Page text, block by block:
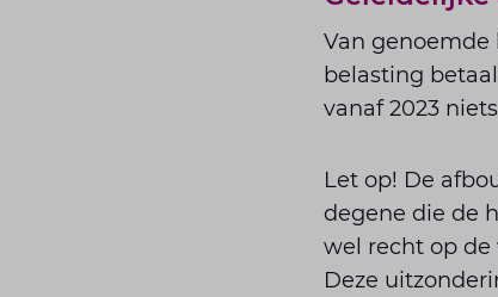
Van genoemde
belasting
vanaf 2023
Let op! De
degene die de
wel recht op
Deze